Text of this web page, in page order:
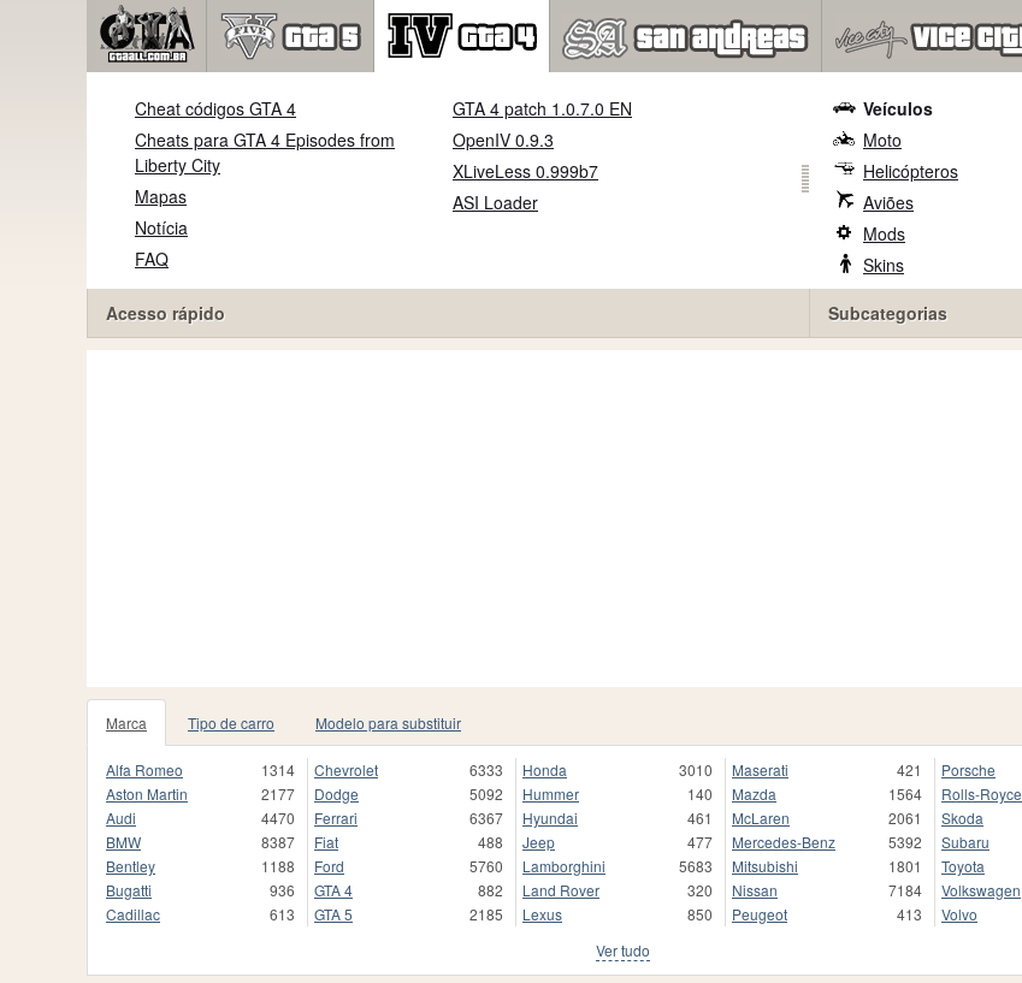
Cheat códigos GTA 4
Cheats para GTA 4 Episodes from
Liberty City
Mapas
Notícia
FAQ
GTA 4 patch 1.0.7.0 EN
OpenIV 0.9.3
XLiveLess 0.999b7
ASI Loader
Acesso rápido
Veículos
Moto
Helicópteros
Aviões
Mods
Skins
Subcategorias
Marca Tipo de carro Modelo para substituir
Alfa Romeo
1314
Aston Martin
2177
Audi
4470
BMW
8387
Bentley
1188
Bugatti
936
Cadillac
613
Chevrolet
6333
Dodge
5092
Ferrari
6367
Fiat
488
Ford
5760
GTA 4
882
GTA 5
2185
Honda
3010
Hummer
140
Hyundai
461
Jeep
477
Lamborghini
5683
Land Rover
320
Lexus
850
Maserati
421
Mazda
1564
McLaren
2061
Mercedes-Benz
5392
Mitsubishi
1801
Nissan
7184
Peugeot
413
Porsche
Rolls-Royce
Skoda
Subaru
Toyota
Volkswagen
Volvo
Ver tudo